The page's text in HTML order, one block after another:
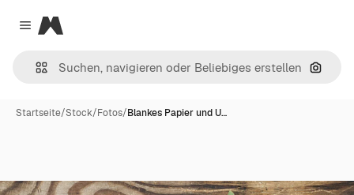
Close menu
Magnific
Nach
Startseite/Stock/Fotos/Blankes Papier und U…